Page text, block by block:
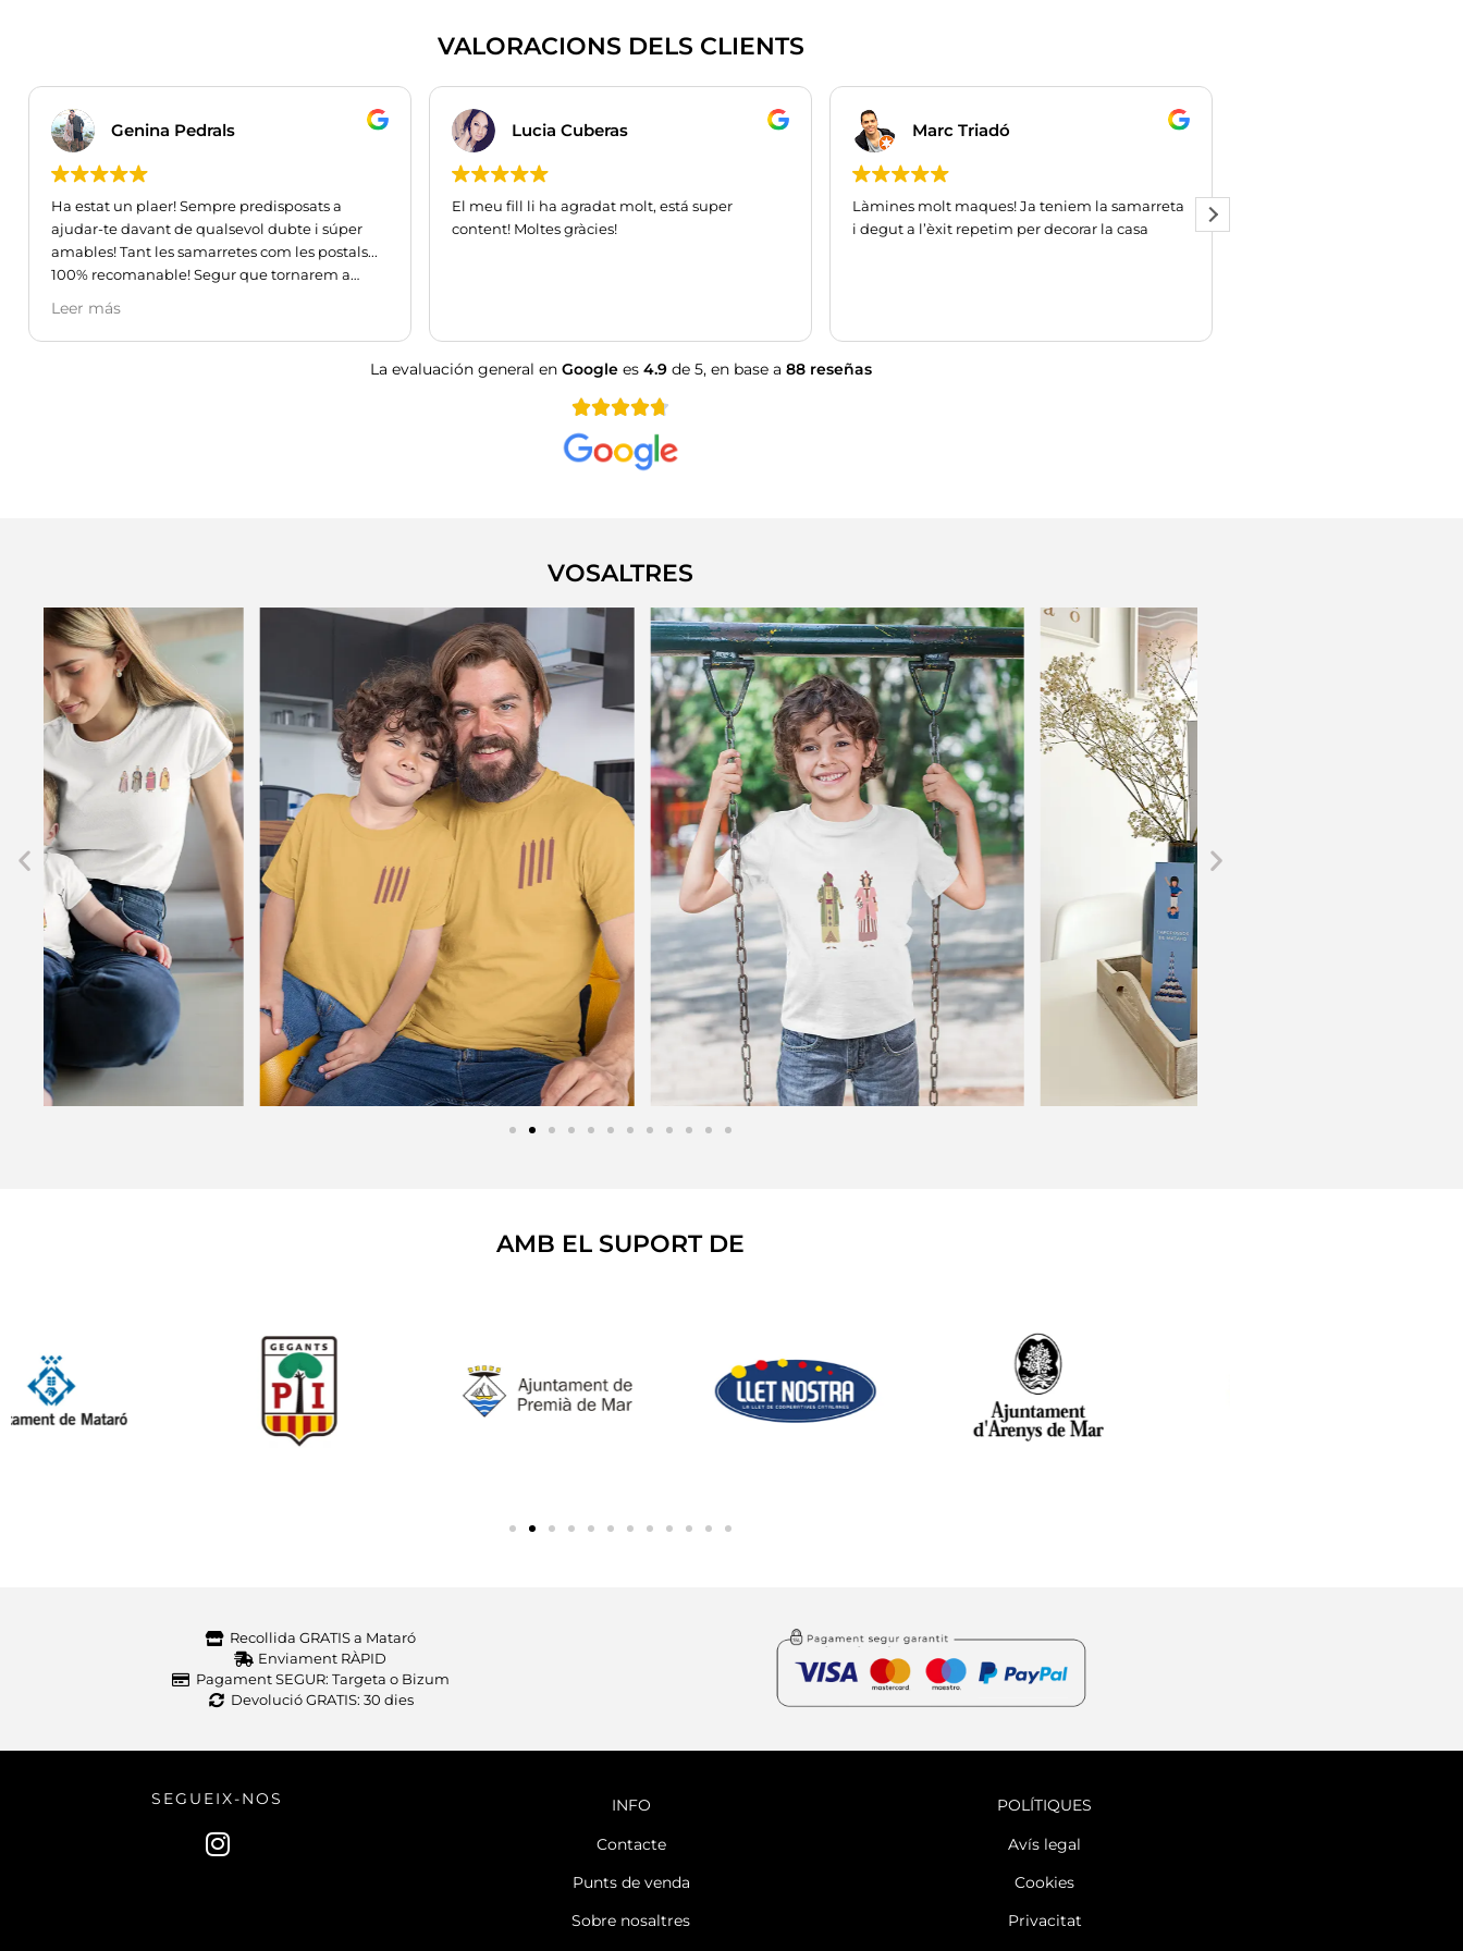
VALORACIONS DELS CLIENTS
Genina Pedrals
Ha estat un plaer! Sempre predisposats a
ajudar-te davant de qualsevol dubte i súper
amables! Tant les samarretes com les postals...
100% recomanable! Segur que tornarem a
Leer más
Lucia Cuberas
El meu fill li ha agradat molt, está super
content! Moltes gràcies!
Marc Triadó
Làmines molt maques! Ja teniem la samarreta
i degut a l’èxit repetim per decorar la casa
La evaluación general en Googlees 4.9de 5, en base a 88 reseñas
VOSALTRES
AMB EL SUPORT DE
Recollida GRATIS a Mataró
Enviament RÀPID
Pagament SEGUR: Targeta o Bizum
Devolució GRATIS: 30 dies
SEGUEIX-NOS
INFO
Contacte
Punts de venda
Sobre nosaltres
POLÍTIQUES
Avís legal
Cookies
Privacitat